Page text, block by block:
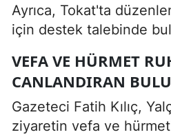
Ayrıca, Tokat'ta
için destek talebinde
VEFA VE HÜRMET
CANLANDIRAN
Gazeteci Fatih Kılıç,
ziyaretin vefa ve